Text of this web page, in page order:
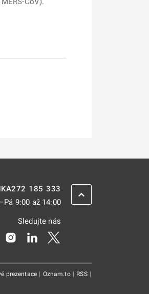
272 185 333
9:00 až 14:00
Sledujte nás
se otevře na nové kartě
Odkaz se otevře na nové kartě
Odkaz se otevře na nové kartě
Odkaz se otevře na nové
prezentace | Oznam.to | RSS |
ZPĚT NAHORU